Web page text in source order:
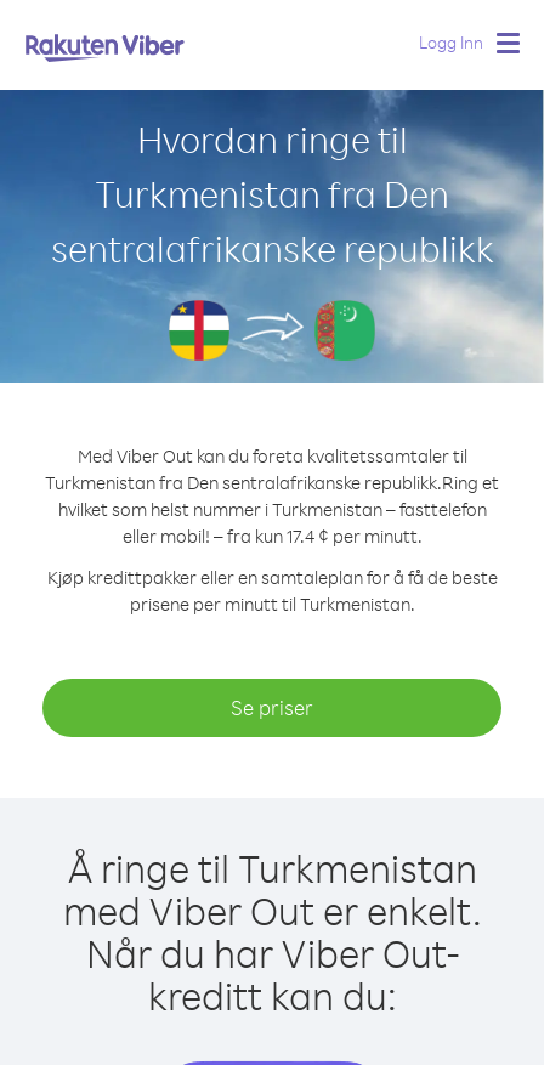
Logg Inn
Hvordan ringe til
Turkmenistan fra Den
sentralafrikanske republikk
Med Viber Out kan du foreta kvalitetssamtaler til
Turkmenistan fra Den sentralafrikanske republikk.Ring et
hvilket som helst nummer i Turkmenistan – fasttelefon
eller mobil! – fra kun 17.4 ¢ per minutt.
Kjøp kredittpakker eller en samtaleplan for å få de beste
prisene per minutt til Turkmenistan.
Se priser
Å ringe til Turkmenistan
med Viber Out er enkelt.
Når du har Viber Out-
kreditt kan du: